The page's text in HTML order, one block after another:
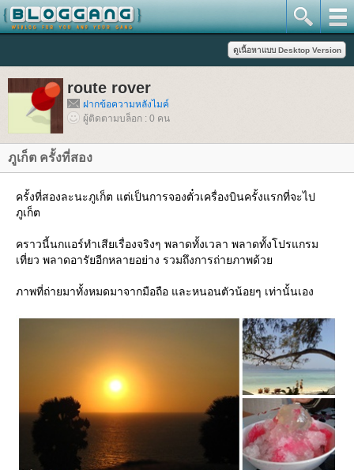
route rover
ฝากข้อความหลังไมค์
ผู้ติดตามบล็อก : 0 คน
ภูเก็ต ครั้งที่สอง
ครั้งที่สองละนะภูเก็ต แต่เป็นการจองตั๋วเครื่องบินครั้งแรกที่จะไป
ภูเก็ต
คราวนี้นกแอร์ทำเสียเรื่องจริงๆ พลาดทั้งเวลา พลาดทั้งโปรแกรม
เที่ยว พลาดอารัยอีกหลายอย่าง รวมถึงการถ่ายภาพด้ว
ภาพที่ถ่ายมาทั้งหมดมาจากมือถือ และหนอนตัวน้อยๆ เท่านั้นเอง